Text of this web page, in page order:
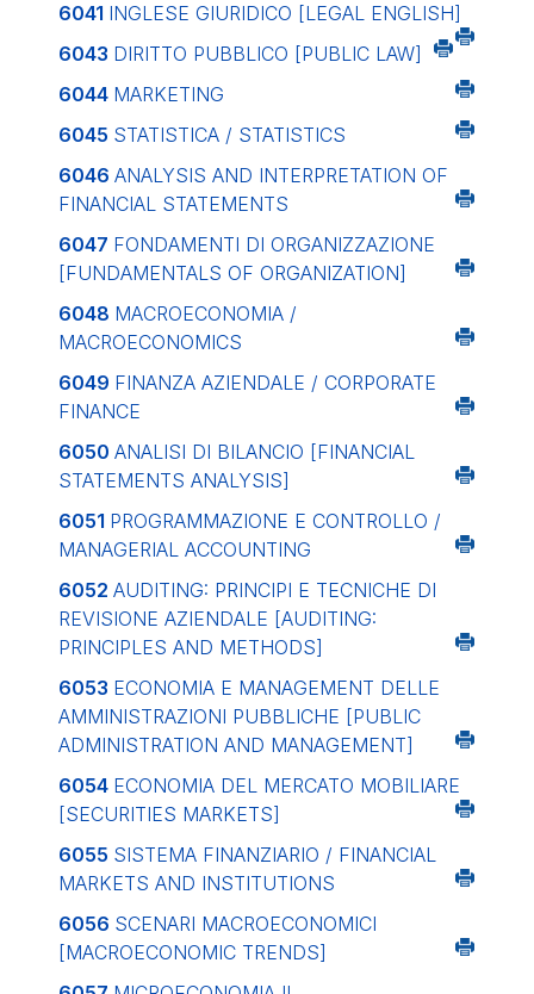
6041 INGLESE GIURIDICO [LEGAL ENGLISH]
6043 DIRITTO PUBBLICO [PUBLIC LAW]
6044 MARKETING
6045 STATISTICA / STATISTICS
6046 ANALYSIS AND INTERPRETATION OF
FINANCIAL STATEMENTS
6047 FONDAMENTI DI ORGANIZZAZIONE
[FUNDAMENTALS OF ORGANIZATION]
6048 MACROECONOMIA /
MACROECONOMICS
6049 FINANZA AZIENDALE / CORPORATE
FINANCE
6050 ANALISI DI BILANCIO [FINANCIAL
STATEMENTS ANALYSIS]
6051 PROGRAMMAZIONE E CONTROLLO /
MANAGERIAL ACCOUNTING
6052 AUDITING: PRINCIPI E TECNICHE DI
REVISIONE AZIENDALE [AUDITING:
PRINCIPLES AND METHODS]
6053 ECONOMIA E MANAGEMENT DELLE
AMMINISTRAZIONI PUBBLICHE [PUBLIC
ADMINISTRATION AND MANAGEMENT]
6054 ECONOMIA DEL MERCATO MOBILIARE
[SECURITIES MARKETS]
6055 SISTEMA FINANZIARIO / FINANCIAL
MARKETS AND INSTITUTIONS
6056 SCENARI MACROECONOMICI
[MACROECONOMIC TRENDS]